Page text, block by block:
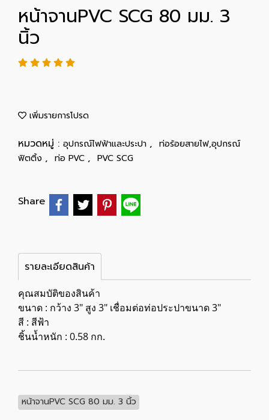
หน้าจานPVC SCG 80 มม. 3
นิ้ว
เพิ่มรายการโปรด
หมวดหมู่ : อุปกรณ์ไฟฟ้าและประปา , ท่อร้อยสายไฟ,อุปกรณ์
ฟิตติ้ง , ท่อ PVC , PVC SCG
Share
รายละเอียดสินค้า
คุณสมบัติของสินค้า
ขนาด : กว้าง 3" สูง 3" เชื่อมต่อท่อประปาขนาด 3"
สี : สีฟ้า
ชิ้นน้ำหนัก : 0.58 กก.
หน้าจานPVC SCG 80 มม. 3 นิ้ว